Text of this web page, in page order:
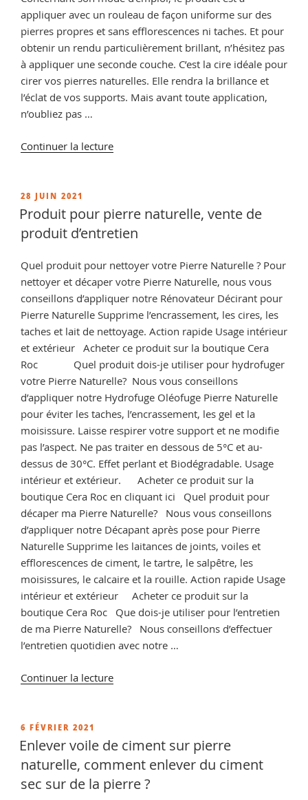
appliquer avec un rouleau de façon uniforme sur des
pierres propres et sans efflorescences ni taches. Et pour
obtenir un rendu particulièrement brillant, n’hésitez pas
à appliquer une seconde couche. C’est la cire idéale pour
cirer vos pierres naturelles. Elle rendra la brillance et
l’éclat de vos supports. Mais avant toute application,
n’oubliez pas …
Continuer la lecturede
un
carrelage
pierre
? »
PUBLIÉ
LE
28 JUIN 2021
Produit pour pierre naturelle, vente de
produit d’entretien
Quel produit pour nettoyer votre Pierre Naturelle ? Pour
nettoyer et décaper votre Pierre Naturelle, nous vous
conseillons d’appliquer notre Rénovateur Décirant pour
Pierre Naturelle Supprime l’encrassement, les cires, les
taches et lait de nettoyage. Action rapide Usage intérieur
et extérieur Acheter ce produit sur la boutique Cera
Roc Quel produit dois-je utiliser pour hydrofuger
votre Pierre Naturelle? Nous vous conseillons
d’appliquer notre Hydrofuge Oléofuge Pierre Naturelle
pour éviter les taches, l’encrassement, les gel et la
moisissure. Laisse respirer votre support et ne modifie
pas l’aspect. Ne pas traiter en dessous de 5°C et au-
dessus de 30°C. Effet perlant et Biodégradable. Usage
intérieur et extérieur. Acheter ce produit sur la
boutique Cera Roc en cliquant ici Quel produit pour
décaper ma Pierre Naturelle? Nous vous conseillons
d’appliquer notre Décapant après pose pour Pierre
Naturelle Supprime les laitances de joints, voiles et
efflorescences de ciment, le tartre, le salpêtre, les
moisissures, le calcaire et la rouille. Action rapide Usage
intérieur et extérieur Acheter ce produit sur la
boutique Cera Roc Que dois-je utiliser pour l’entretien
de ma Pierre Naturelle? Nous conseillons d’effectuer
l’entretien quotidien avec notre …
Continuer la lecturede
naturelle,
vente
produit
PUBLIÉ
LE
6 FÉVRIER 2021
Enlever voile de ciment sur pierre
naturelle, comment enlever du ciment
sec sur de la pierre ?